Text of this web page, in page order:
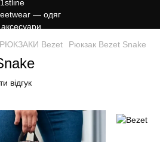
РЮКЗАКИ Bezet Рюкзак Bezet Snake
відгук